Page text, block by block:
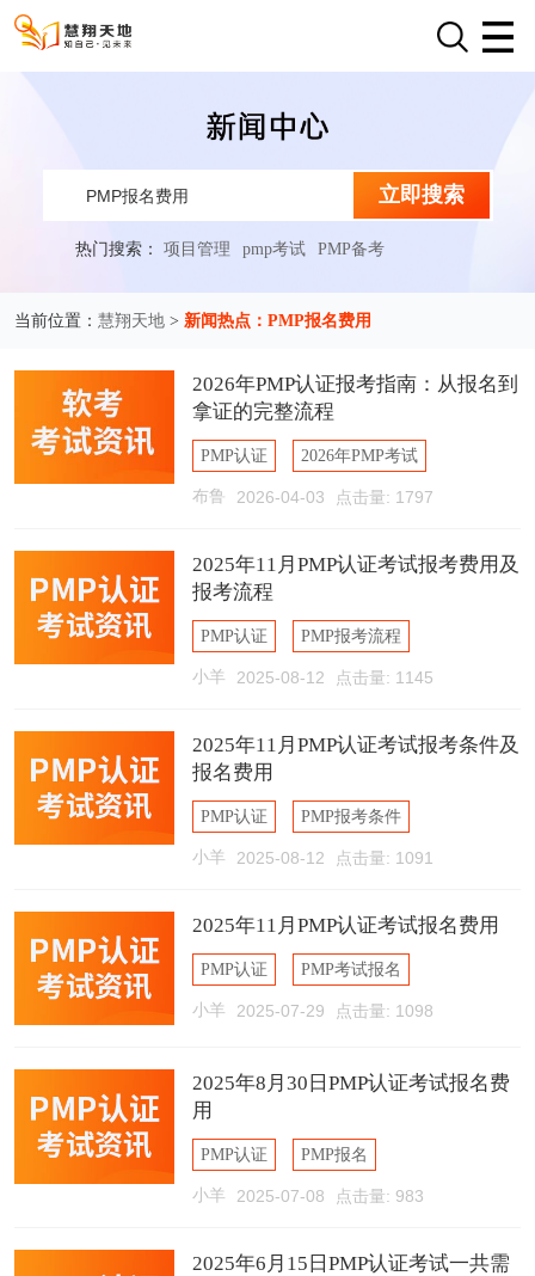
立即搜索
热门搜索：项目管理 pmp考试 PMP备考
当前位置： 慧翔天地> 新闻热点：PMP报名费用
2026年PMP认证报考指南：从报名到
拿证的完整流程
PMP认证 2026年PMP考试
PMP报考流程 PMP报名费用
布鲁 2026-04-03 点击量: 1797
2025年11月PMP认证考试报考费用及
报考流程
PMP认证 PMP报考流程
PMP报名费用
小羊 2025-08-12 点击量: 1145
2025年11月PMP认证考试报考条件及
报名费用
PMP认证 PMP报考条件
PMP报名费用
小羊 2025-08-12 点击量: 1091
2025年11月PMP认证考试报名费用
PMP认证 PMP考试报名
PMP报名费用
小羊 2025-07-29 点击量: 1098
2025年8月30日PMP认证考试报名费
用
PMP认证 PMP报名
PMP报名费用
小羊 2025-07-08 点击量: 983
2025年6月15日PMP认证考试一共需